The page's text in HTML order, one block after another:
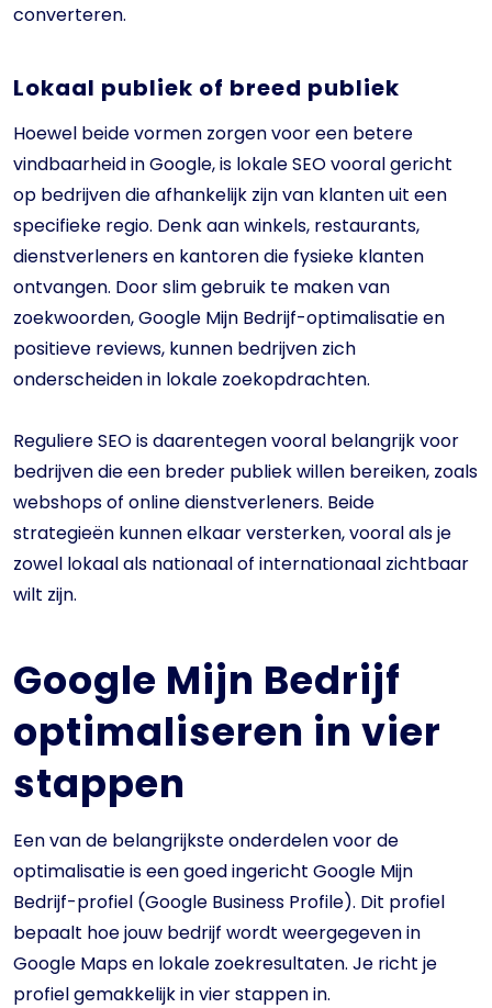
converteren.
Lokaal publiek of breed publiek
Hoewel beide vormen zorgen voor een betere
vindbaarheid in Google, is lokale SEO vooral gericht
op bedrijven die afhankelijk zijn van klanten uit een
specifieke regio. Denk aan winkels, restaurants,
dienstverleners en kantoren die fysieke klanten
ontvangen. Door slim gebruik te maken van
zoekwoorden, Google Mijn Bedrijf-optimalisatie en
positieve reviews, kunnen bedrijven zich
onderscheiden in lokale zoekopdrachten.
Reguliere SEO is daarentegen vooral belangrijk voor
bedrijven die een breder publiek willen bereiken, zoals
webshops of online dienstverleners. Beide
strategieën kunnen elkaar versterken, vooral als je
zowel lokaal als nationaal of internationaal zichtbaar
wilt zijn.
Google Mijn Bedrijf
optimaliseren in vier
stappen
Een van de belangrijkste onderdelen voor de
optimalisatie is een goed ingericht Google Mijn
Bedrijf-profiel (Google Business Profile). Dit profiel
bepaalt hoe jouw bedrijf wordt weergegeven in
Google Maps en lokale zoekresultaten. Je richt je
profiel gemakkelijk in vier stappen in.